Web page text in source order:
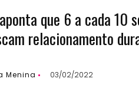
que 6 a cada
relacionamento
Menina 03/02/2022